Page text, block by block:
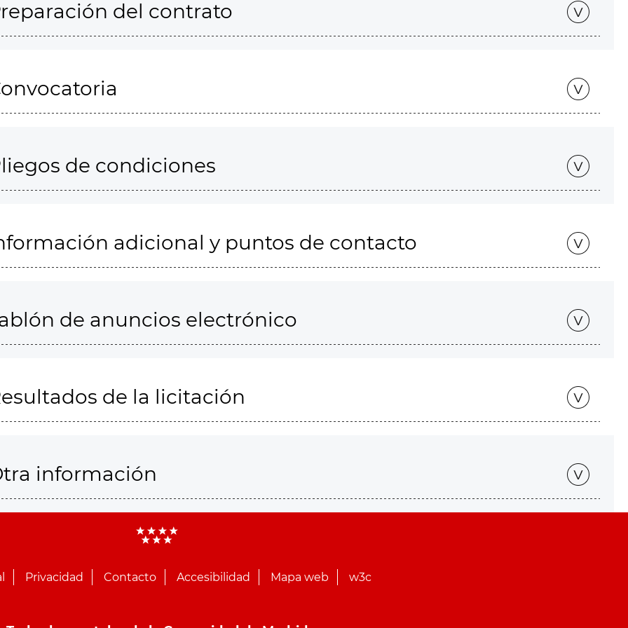
del contrato
de condiciones
adicional y puntos de contacto
de anuncios electrónico
de la licitación
información
Privacidad Contacto Accesibilidad Mapa web w3c